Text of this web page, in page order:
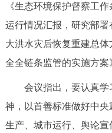
政务服务
个人服务
中介服务
《生态环境保护督察工
运行情况汇报，研究部署
大洪水灾后恢复重建总
全全链条监管的实施方案
会议指出，要认真学
神，以首善标准做好中
生产、城市运行、舆论